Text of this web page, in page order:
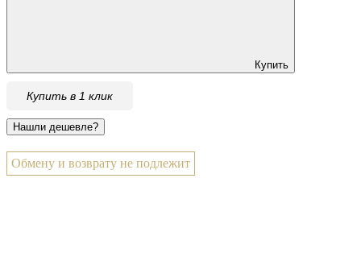
Купить
Купить в 1 клик
Обмену и возврату не подлежит